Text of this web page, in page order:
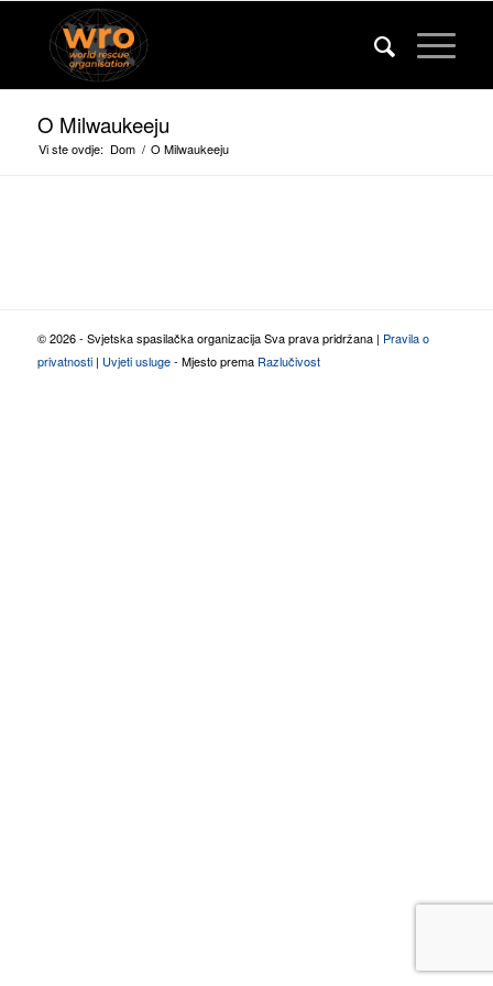
O Milwaukeeju
Vi ste ovdje: Dom / O Milwaukeeju
© 2026 - Svjetska spasilačka organizacija Sva prava pridržana | Pravila o
privatnosti| Uvjeti usluge- Mjesto prema Razlučivost